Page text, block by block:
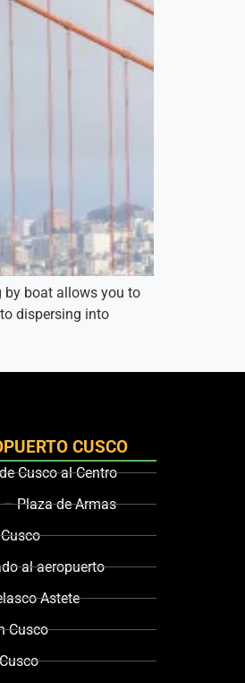
by boat allows you to
dispersing into
CUSCO
Cusco al Centro
Plaza de Armas
al aeropuerto
Astete
Cusco